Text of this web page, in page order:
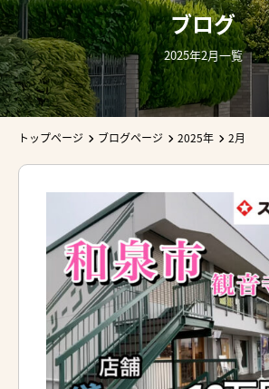
ブログ
2025年2月一覧
トップページ ブログページ 2025年 2月